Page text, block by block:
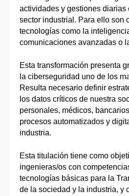
actividades y gestiones diarias
sector industrial. Para ello son
tecnologías como la
comunicaciones avanzadas o
Esta transformación presenta
la ciberseguridad uno de los
Resulta necesario definir
los datos críticos de nuestra
personales, médicos,
procesos automatizados y
industria.
Esta titulación tiene como
ingenieras/os con
tecnologías básicas para la
de la sociedad y la industria, y